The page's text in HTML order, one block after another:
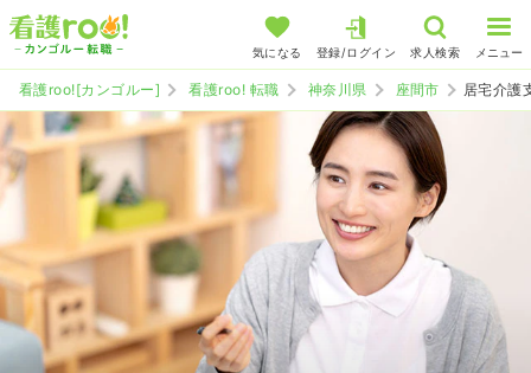
気になる 登録/ログイン 求人検索 メニュー
看護roo![カンゴルー] 看護roo! 転職 神奈川県 座間市 居宅介護